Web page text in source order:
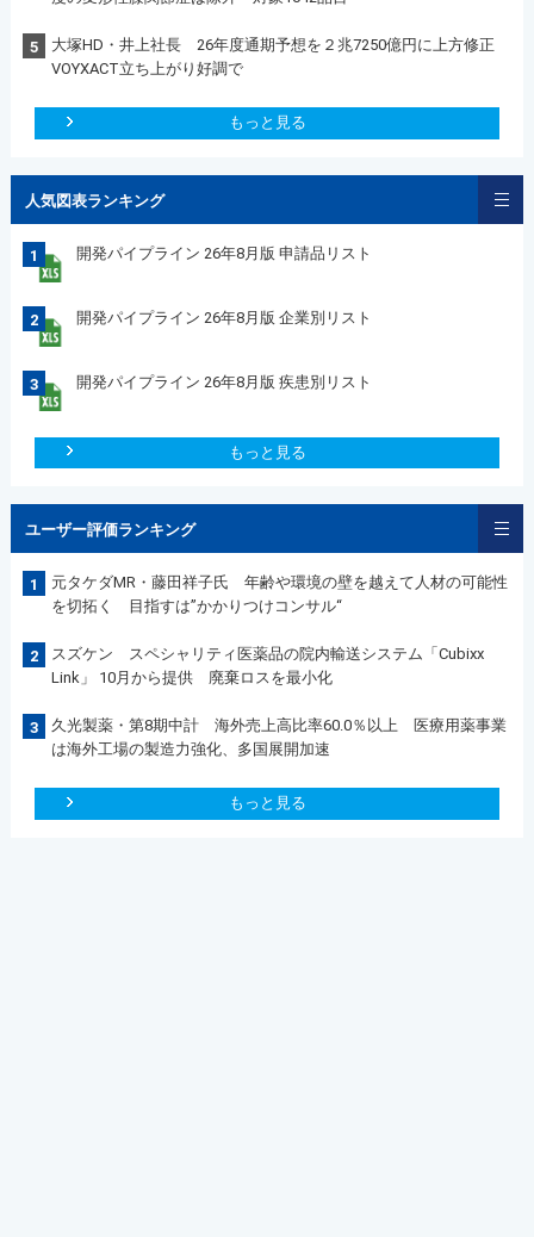
5
大塚HD・井上社長 26年度通期予想を２兆7250億円に上方修正
VOYXACT立ち上がり好調で
もっと見る
人気図表ランキング
1 開発パイプライン 26年8月版 申請品リスト
2 開発パイプライン 26年8月版 企業別リスト
3 開発パイプライン 26年8月版 疾患別リスト
もっと見る
ユーザー評価ランキング
1
元タケダMR・藤田祥子氏 年齢や環境の壁を越えて人材の可能性
を切拓く 目指すは”かかりつけコンサル“
2
スズケン スペシャリティ医薬品の院内輸送システム「Cubixx
Link」 10月から提供 廃棄ロスを最小化
3
久光製薬・第8期中計 海外売上高比率60.0％以上 医療用薬事業
は海外工場の製造力強化、多国展開加速
もっと見る